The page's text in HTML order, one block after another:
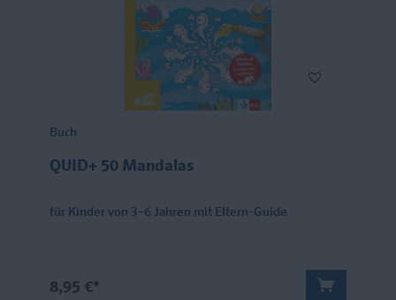
Buch
QUID+ 50 Mandalas
für Kinder von 3–6 Jahren mit Eltern-Guide
8,95 €*